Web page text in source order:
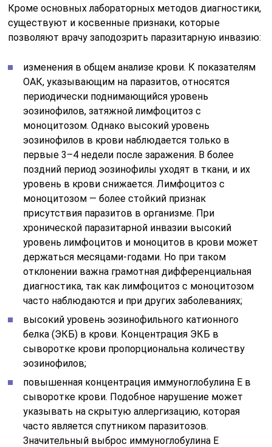
Кроме основных лабораторных методов диагностики,
существуют и косвенные признаки, которые
позволяют врачу заподозрить паразитарную инвазию:
изменения в общем анализе крови. К показателям
ОАК, указывающим на паразитов, относятся
периодически поднимающийся уровень
эозинофилов, затяжной лимфоцитоз с
моноцитозом. Однако высокий уровень
эозинофилов в крови наблюдается только в
первые 3–4 недели после заражения. В более
поздний период эозинофилы уходят в ткани, и их
уровень в крови снижается. Лимфоцитоз с
моноцитозом — более стойкий признак
присутствия паразитов в организме. При
хронической паразитарной инвазии высокий
уровень лимфоцитов и моноцитов в крови может
держаться месяцами-годами. Но при таком
отклонении важна грамотная дифференциальная
диагностика, так как лимфоцитоз с моноцитозом
часто наблюдаются и при других заболеваниях;
высокий уровень эозинофильного катионного
белка (ЭКБ) в крови. Концентрация ЭКБ в
сыворотке крови пропорциональна количеству
эозинофилов;
повышенная концентрация иммуноглобулина Е в
сыворотке крови. Подобное нарушение может
указывать на скрытую аллергизацию, которая
часто является спутником паразитозов.
Значительный выброс иммуноглобулина Е